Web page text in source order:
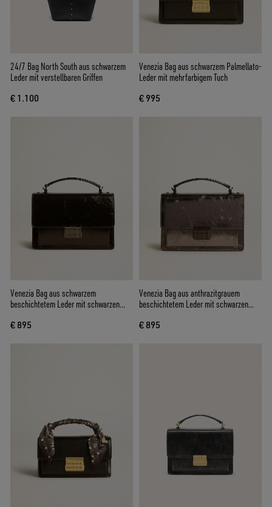
24/7 Bag North South aus schwarzem
Leder mit verstellbaren Griffen
€ 1.100
Venezia Bag aus schwarzem Palmellato-
Leder mit mehrfarbigem Tuch
€ 995
Venezia Bag aus schwarzem
beschichtetem Leder mit schwarzen
€ 895
Venezia Bag aus anthrazitgrauem
beschichtetem Leder mit schwarzen
€ 895